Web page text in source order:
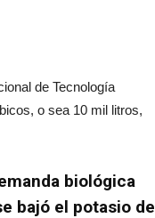
de Tecnología
o sea 10 mil litros,
biológica
bajó el potasio de